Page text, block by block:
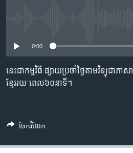
រចនា
សម្ព័ន្ធ​
រំលង​
កាន់​
កម្មវិធីទាំងអស់
Khmer English
ភាសា
0:00
នេះជាកម្មវិធី ផ្សាយប្រចាំថ្ងៃតាមវិទ្យុជាភាសា
ខ្មែររយៈពេល៦០នាទី។
ចែករំលែក